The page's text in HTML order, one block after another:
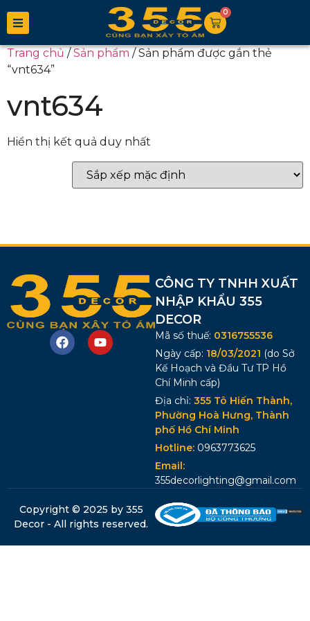
0
Trang chủ/Sản phẩm/ Sản phẩm được gắn thẻ
“vnt634”
vnt634
Hiển thị kết quả duy nhất
CÔNG TY TNHH XUẤT
NHẬP KHẨU 355
DECOR
Mã số thuế: 0316755536
Ngày cấp: 18/03/2021 (do Sở
Kế Hoạch và Đầu Tư TP Hồ
Chí Minh cấp)
Địa chỉ: 355 Tô Hiến Thành,
Phường Hoà Hưng, Thành
phố Hồ Chí Minh
Hotline: 0963773625
Email:
355decorlighting@gmail.com
Copyright © 2025 by 355
Decor - All rights reserved.